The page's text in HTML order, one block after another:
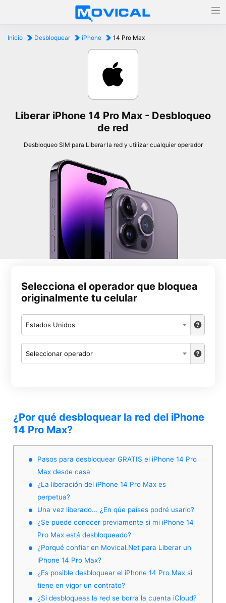
Inicio Desbloquear iPhone 14 Pro Max
Liberar iPhone 14 Pro Max - Desbloqueo
de red
Desbloqueo SIM para Liberar la red y utilizar cualquier operador
Selecciona el operador que bloquea
originalmente tu celular
Estados Unidos
Seleccionar operador
¿Por qué desbloquear la red del iPhone
14 Pro Max?
Pasos para desbloquear GRATIS el iPhone 14 Pro
Max desde casa
¿La liberación del iPhone 14 Pro Max es
perpetua?
Una vez liberado... ¿En qúe países podré usarlo?
¿Se puede conocer previamente si mi iPhone 14
Pro Max está desbloqueado?
¿Porqué confiar en Movical.Net para Liberar un
iPhone 14 Pro Max?
¿Es posible desbloquear el iPhone 14 Pro Max si
tiene en vigor un contrato?
¿Si desbloqueas la red se borra la cuenta iCloud?